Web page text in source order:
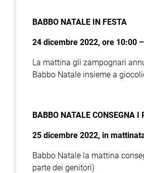
BABBO NATALE IN FESTA
24 dicembre 2022, ore 10:00
La mattina gli zampognari
Babbo Natale insieme a
BABBO NATALE CONSEGNA I
25 dicembre 2022, in
Babbo Natale la mattina
parte dei genitori)